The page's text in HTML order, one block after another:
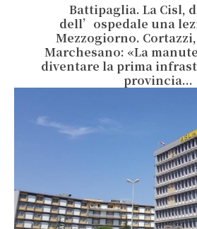
Battipaglia. La Cisl,
dell’ospedale una
Mezzogiorno.
Marchesano: «La
diventare la prima
provincia...